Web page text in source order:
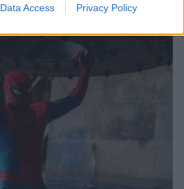
Data Access Privacy Policy